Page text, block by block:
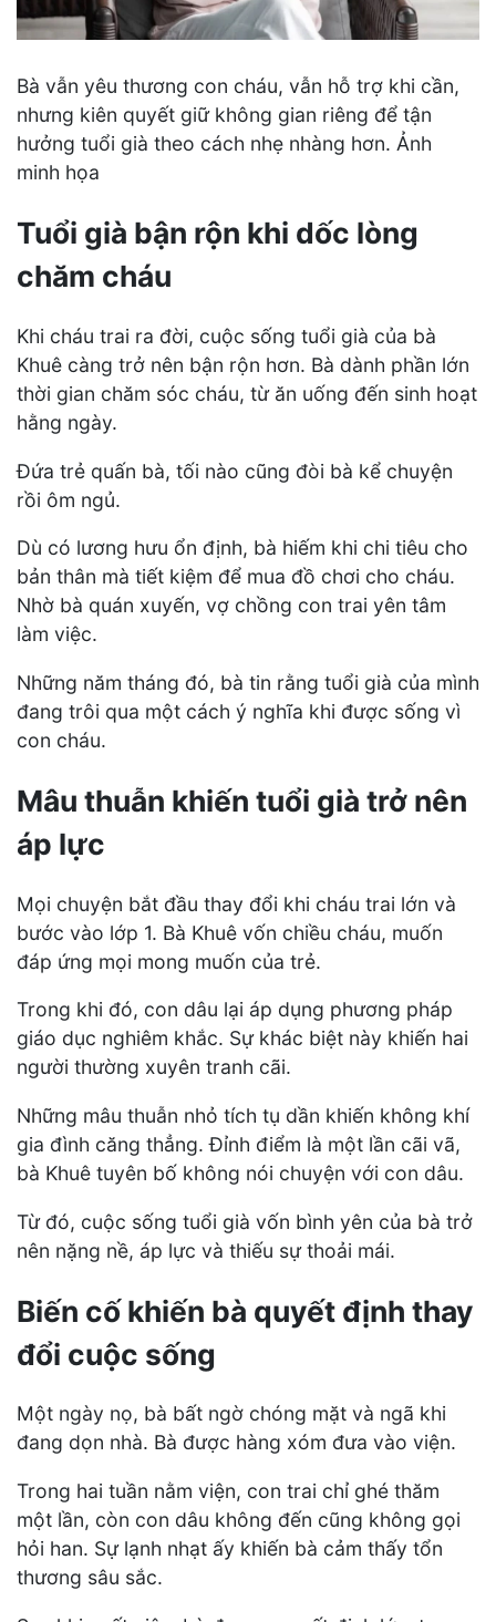
Bà vẫn yêu thương con cháu, vẫn hỗ trợ khi cần,
nhưng kiên quyết giữ không gian riêng để tận
hưởng tuổi già theo cách nhẹ nhàng hơn. Ảnh
minh họa
Tuổi già bận rộn khi dốc lòng
chăm cháu
Khi cháu trai ra đời, cuộc sống tuổi già của bà
Khuê càng trở nên bận rộn hơn. Bà dành phần lớn
thời gian chăm sóc cháu, từ ăn uống đến sinh hoạt
hằng ngày.
Đứa trẻ quấn bà, tối nào cũng đòi bà kể chuyện
rồi ôm ngủ.
Dù có lương hưu ổn định, bà hiếm khi chi tiêu cho
bản thân mà tiết kiệm để mua đồ chơi cho cháu.
Nhờ bà quán xuyến, vợ chồng con trai yên tâm
làm việc.
Những năm tháng đó, bà tin rằng tuổi già của mình
đang trôi qua một cách ý nghĩa khi được sống vì
con cháu.
Mâu thuẫn khiến tuổi già trở nên
áp lực
Mọi chuyện bắt đầu thay đổi khi cháu trai lớn và
bước vào lớp 1. Bà Khuê vốn chiều cháu, muốn
đáp ứng mọi mong muốn của trẻ.
Trong khi đó, con dâu lại áp dụng phương pháp
giáo dục nghiêm khắc. Sự khác biệt này khiến hai
người thường xuyên tranh cãi.
Những mâu thuẫn nhỏ tích tụ dần khiến không khí
gia đình căng thẳng. Đỉnh điểm là một lần cãi vã,
bà Khuê tuyên bố không nói chuyện với con dâu.
Từ đó, cuộc sống tuổi già vốn bình yên của bà trở
nên nặng nề, áp lực và thiếu sự thoải mái.
Biến cố khiến bà quyết định thay
đổi cuộc sống
Một ngày nọ, bà bất ngờ chóng mặt và ngã khi
đang dọn nhà. Bà được hàng xóm đưa vào viện.
Trong hai tuần nằm viện, con trai chỉ ghé thăm
một lần, còn con dâu không đến cũng không gọi
hỏi han. Sự lạnh nhạt ấy khiến bà cảm thấy tổn
thương sâu sắc.